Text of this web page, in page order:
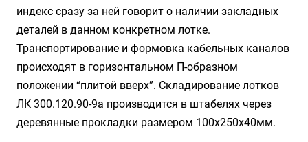
индекс сразу за ней говорит о наличии закладных
деталей в данном конкретном лотке.
Транспортирование и формовка кабельных каналов
происходят в горизонтальном П-образном
положении “плитой вверх”. Складирование лотков
ЛК 300.120.90-9а производится в штабелях через
деревянные прокладки размером 100х250х40мм.